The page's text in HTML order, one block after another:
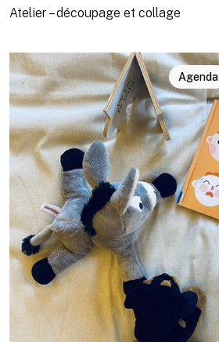
Atelier – découpage et collage
Agenda